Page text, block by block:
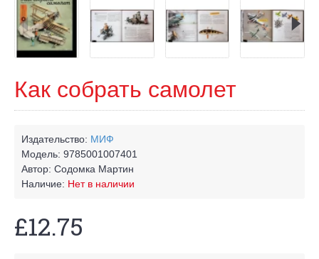
Как собрать самолет
Издательство: МИФ
Модель: 9785001007401
Автор: Содомка Мартин
Наличие: Нет в наличии
£12.75